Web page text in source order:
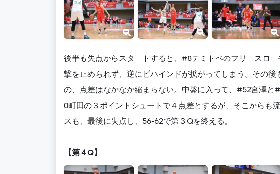
後半も失点からスタートすると、#8テミトペのフリースロ
撃を止められず、逆にビハインドが拡がってしまう。その
の、点差はなかなか縮まらない。中盤に入って、#52宮澤
0町田の３ポイントシュートで４点差とするが、そこからも
スも、最後に失点し、56-62で第３Qを終える。
【第４Q】